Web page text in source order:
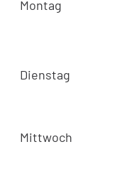
Montag
Dienstag
Mittwoch